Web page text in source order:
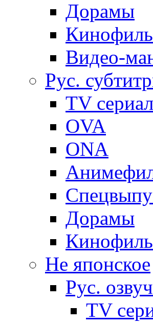
Дорамы
Видео-
Рус.
TV
OVA
ONA
Дорамы
Не японское
Рус.
TV